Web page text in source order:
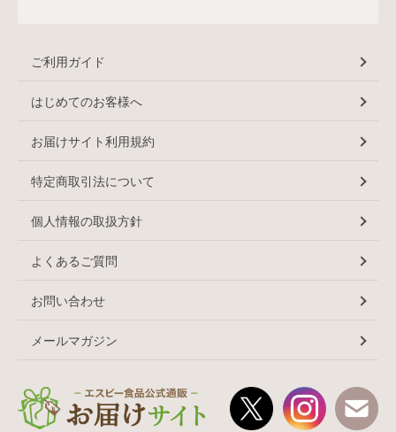
ご利用ガイド
はじめてのお客様へ
お届けサイト利用規約
特定商取引法について
個人情報の取扱方針
よくあるご質問
お問い合わせ
メールマガジン